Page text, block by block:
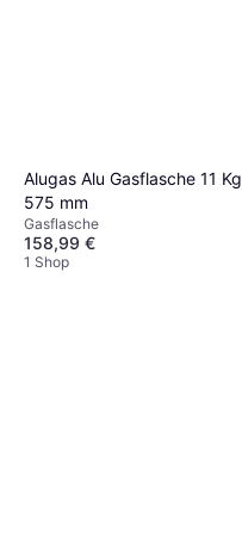
Alugas Alu Gasflasche 11 Kg
575 mm
Gasflasche
158,99 €
1 Shop